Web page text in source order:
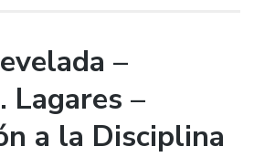
–
Lagares –
a la Disciplina